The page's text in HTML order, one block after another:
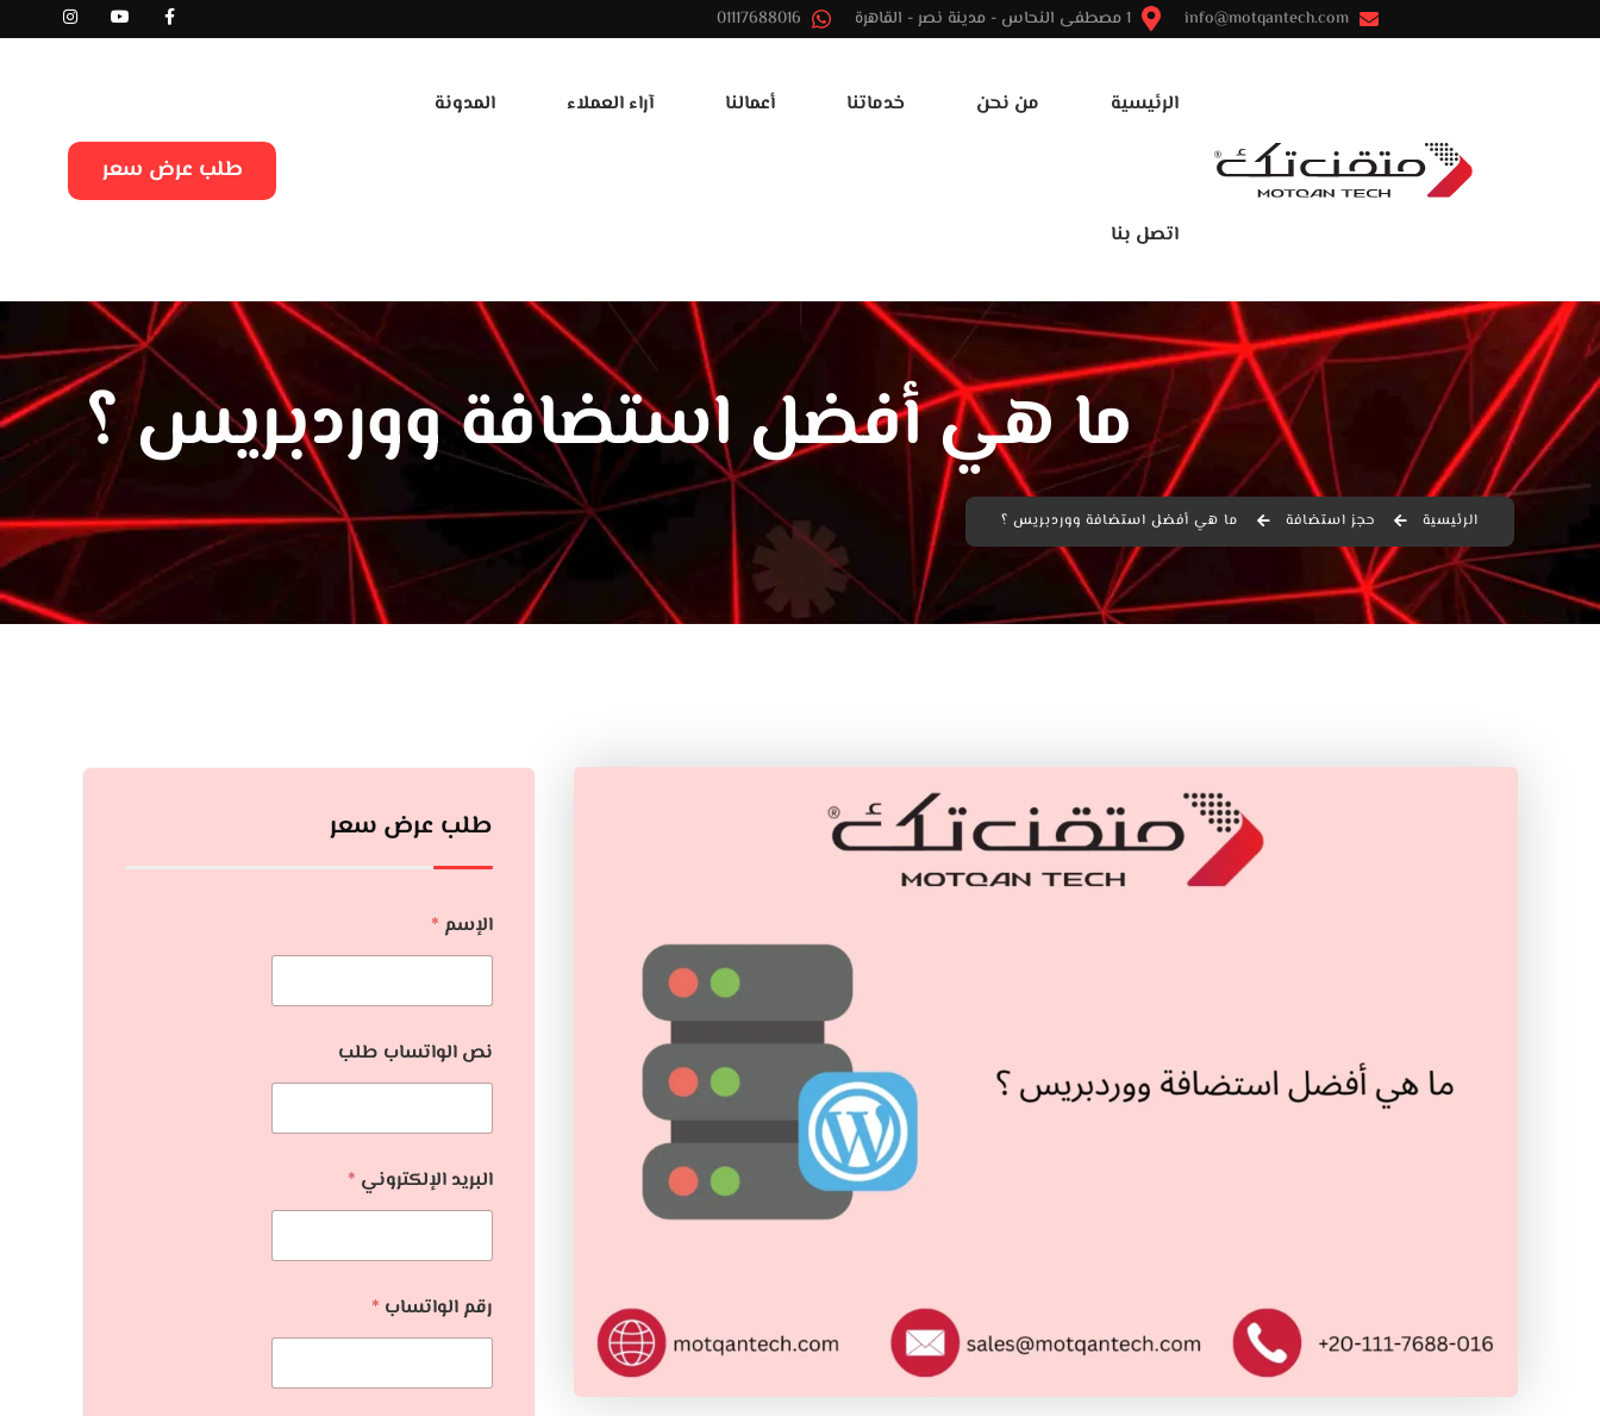
info@motqantech.com
الرئيسية من نحن خدماتنا أعمالنا آراء العملاء المدونة
اتصل بنا
طلب عرض سعر
ما هي أفضل استضافة ووردبريس ؟
الرئيسية حجز استضافة ما هي أفضل استضافة ووردبريس ؟
طلب عرض سعر
الإسم *
نص الواتساب طلب
البريد الإلكتروني *
رقم الواتساب *